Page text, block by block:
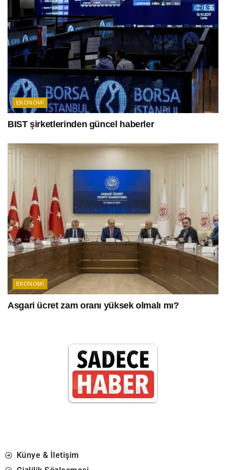
EKONOMI
BIST şirketlerinden güncel haberler
EKONOMI
Asgari ücret zam oranı yüksek olmalı mı?
Künye & İletişim